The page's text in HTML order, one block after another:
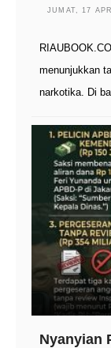
JUMAT, 17
menunjukkan
narkotika. Di
Nyanyian